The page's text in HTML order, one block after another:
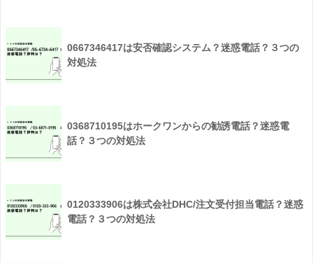
0667346417は安否確認システム？迷惑電話？３つの
対処法
0368710195はホークワンからの勧誘電話？迷惑電
話？３つの対処法
0120333906は株式会社DHC/注文受付担当電話？迷惑
電話？３つの対処法